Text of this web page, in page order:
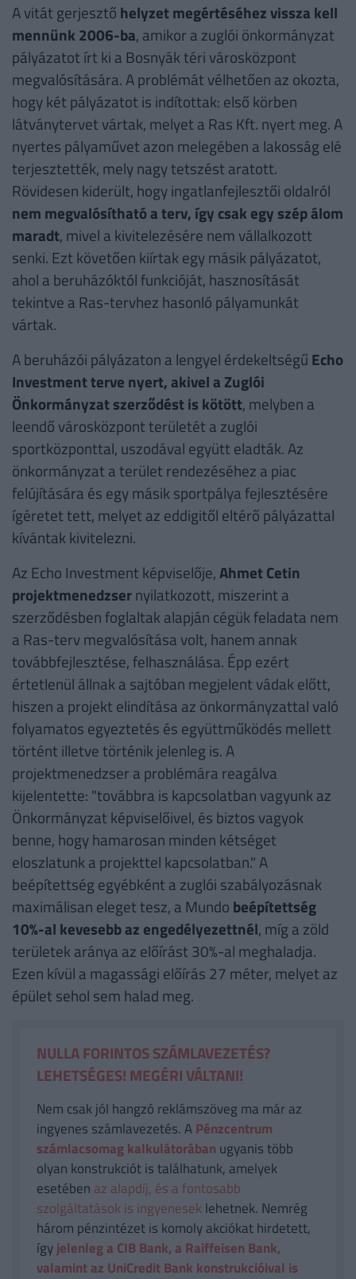
A vitát gerjesztő helyzet megértéséhez vissza kell
mennünk 2006-ba, amikor a zuglói önkormányzat
pályázatot írt ki a Bosnyák téri városközpont
megvalósítására. A problémát vélhetően az okozta,
hogy két pályázatot is indítottak: első körben
látványtervet vártak, melyet a Ras Kft. nyert meg. A
nyertes pályaművet azon melegében a lakosság elé
terjesztették, mely nagy tetszést aratott.
Rövidesen kiderült, hogy ingatlanfejlesztői oldalról
nem megvalósítható a terv, így csak egy szép álom
maradt, mivel a kivitelezésére nem vállalkozott
senki. Ezt követően kiírtak egy másik pályázatot,
ahol a beruházóktól funkcióját, hasznosítását
tekintve a Ras-tervhez hasonló pályamunkát
vártak.
A beruházói pályázaton a lengyel érdekeltségű Echo
Investment terve nyert, akivel a Zuglói
Önkormányzat szerződést is kötött, melyben a
leendő városközpont területét a zuglói
sportközponttal, uszodával együtt eladták. Az
önkormányzat a terület rendezéséhez a piac
felújítására és egy másik sportpálya fejlesztésére
ígéretet tett, melyet az eddigitől eltérő pályázattal
kívántak kivitelezni.
Az Echo Investment képviselője,Ahmet Cetin
projektmenedzsernyilatkozott, miszerint a
szerződésben foglaltak alapján cégük feladata nem
a Ras-terv megvalósítása volt, hanem annak
továbbfejlesztése, felhasználása. Épp ezért
értetlenül állnak a sajtóban megjelent vádak előtt,
hiszen a projekt elindítása az önkormányzattal való
folyamatos egyeztetés és együttműködés mellett
történt illetve történik jelenleg is. A
projektmenedzser a problémára reagálva
kijelentette: "továbbra is kapcsolatban vagyunk az
Önkormányzat képviselőivel, és biztos vagyok
benne, hogy hamarosan minden kétséget
eloszlatunk a projekttel kapcsolatban." A
beépítettség egyébként a zuglói szabályozásnak
maximálisan eleget tesz, a Mundo beépítettség
10%-al kevesebb az engedélyezettnél, míg a zöld
területek aránya az előírást 30%-al meghaladja.
Ezen kívül a magassági előírás 27 méter, melyet az
épület sehol sem halad meg.
NULLA FORINTOS SZÁMLAVEZETÉS?
LEHETSÉGES! MEGÉRI VÁLTANI!
Nem csak jól hangzó reklámszöveg ma már az
ingyenes számlavezetés. APénzcentrum
számlacsomag kalkulátorában ugyanis több
olyan konstrukciót is találhatunk, amelyek
esetében az alapdíj, és a fontosabb
szolgáltatások is ingyenesek lehetnek. Nemrég
három pénzintézet is komoly akciókat hirdetett,
ígyjelenleg a CIB Bank, a Raiffeisen Bank,
valamint az UniCredit Bank konstrukcióival is